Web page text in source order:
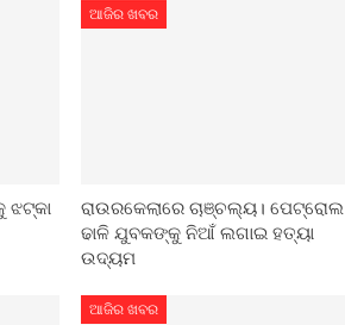
ଝଟ୍‌କା
ଆଜିର ଖବର
ରାଉରକେଲାରେ ଚାଞ୍ଚଲ୍ୟ। ପେଟ୍ରୋଲ
ଢାଳି ଯୁବକଙ୍କୁ ନିଆଁ ଲଗାଇ ହତ୍ୟା
ଉଦ୍ୟମ
ଆଜିର ଖବର